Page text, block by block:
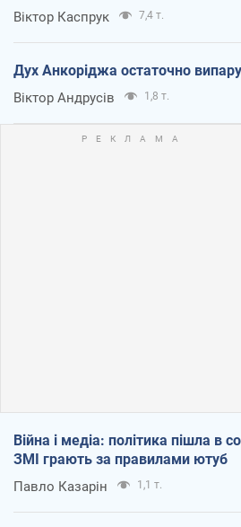
Віктор Каспрук 7,4 т.
Дух Анкоріджа остаточно
Віктор Андрусів 1,8 т.
Війна і медіа: політика пішла в
ЗМІ грають за правилами ютуб
Павло Казарін 1,1 т.